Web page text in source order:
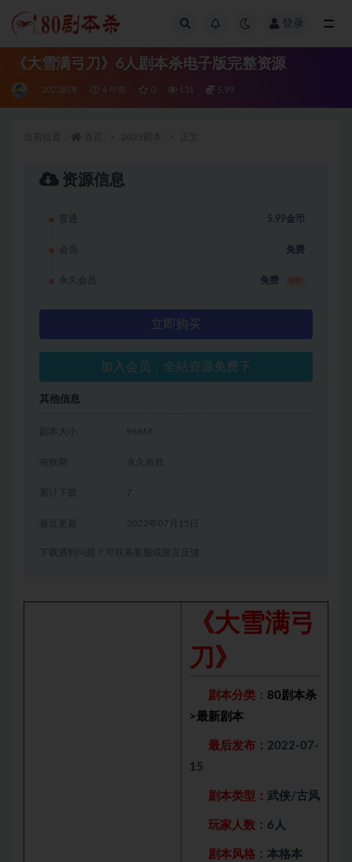
登录
《大雪满弓刀》6人剧本杀电子版完整资源
2023剧本 4 年前 0 131 5.99
资源信息
普通 5.99金币
会员 免费
永久会员 免费
立即购买
加入会员，全站资源免费下
其他信息
剧本大小 966M
有效期 永久有效
累计下载 7
2022年07月15日
下载遇到问题？可联系客服或留言反馈
《大雪满弓
刀》
剧本分类： 80剧本杀
>最新剧本
最后发布： 2022-07-
15
剧本类型： 武侠/古风
玩家人数： 6人
剧本风格： 本格本